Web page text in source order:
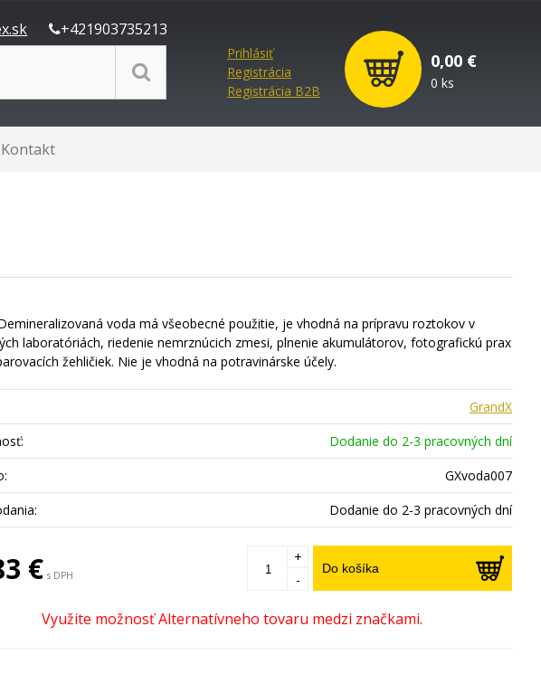
+421903735213
Prihlásiť
Registrácia
Registrácia B2B
0,00 €
0 ks
voda má všeobecné použitie, je vhodná na prípravu roztokov v
laboratóriách, riedenie nemrznúcich zmesi, plnenie akumulátorov, fotografickú prax
žehličiek. Nie je vhodná na potravinárske účely.
GrandX
Dodanie do 2-3 pracovných dní
GXvoda007
Dodanie do 2-3 pracovných dní
€ s DPH Do košíka
+
-
Kontakt